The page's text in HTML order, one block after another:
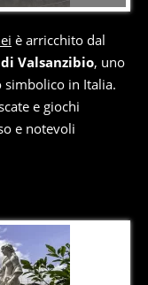
è arricchito dal
Valsanzibio, uno
in Italia.
e giochi
e notevoli